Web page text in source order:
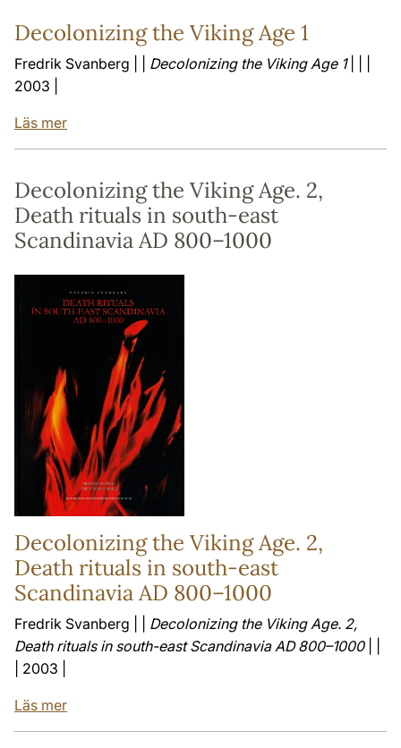
Decolonizing the Viking Age 1
Fredrik Svanberg | | Decolonizing the Viking Age 1| | |
2003 |
Läs mer
Decolonizing the Viking Age. 2,
Death rituals in south-east
Scandinavia AD 800–1000
Decolonizing the Viking Age. 2,
Death rituals in south-east
Scandinavia AD 800–1000
Fredrik Svanberg | | Decolonizing the Viking Age. 2,
Death rituals in south-east Scandinavia AD 800–1000| |
| 2003 |
Läs mer